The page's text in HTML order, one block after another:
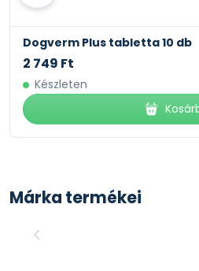
Dogverm Plus tabletta 10 db
2 749 Ft
Készleten
Márka termékei